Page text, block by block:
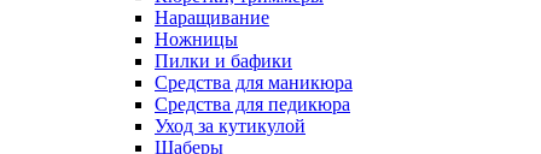
Наращивание
Ножницы
Пилки и бафики
Средства для маникюра
Средства для педикюра
Уход за кутикулой
Шаберы